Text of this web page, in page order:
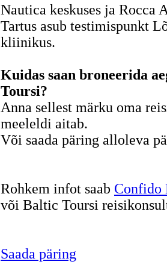
Nautica keskuses ja Rocca
Tartus asub testimispunkt
kliinikus.
Kuidas saan broneerida
Toursi?
Anna sellest märku oma
meeleldi aitab.
Või saada päring alloleva
Rohkem infot saab Confido
või Baltic Toursi
Saada päring